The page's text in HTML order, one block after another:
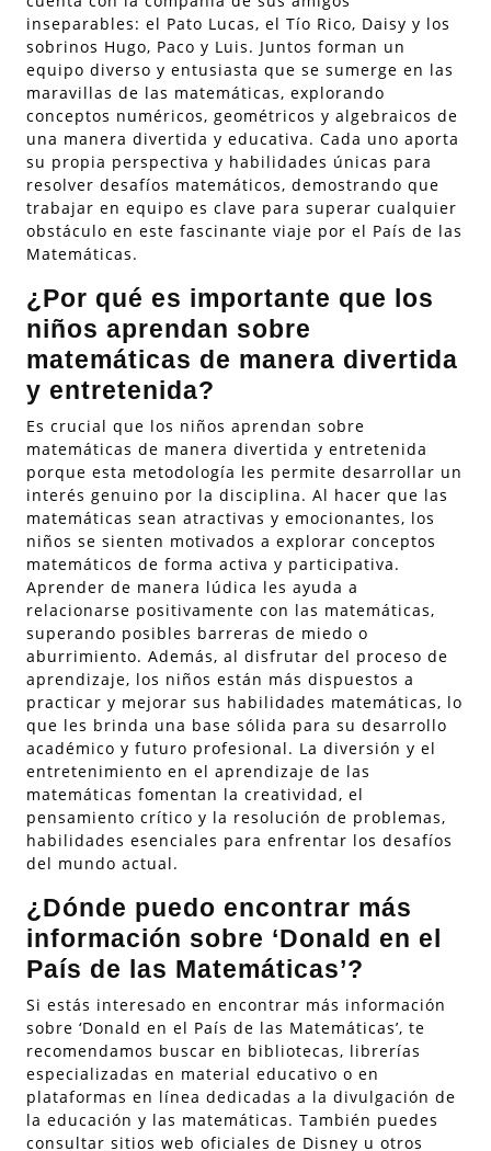
inseparables: el Pato Lucas, el Tío Rico, Daisy y los
sobrinos Hugo, Paco y Luis. Juntos forman un
equipo diverso y entusiasta que se sumerge en las
maravillas de las matemáticas, explorando
conceptos numéricos, geométricos y algebraicos de
una manera divertida y educativa. Cada uno aporta
su propia perspectiva y habilidades únicas para
resolver desafíos matemáticos, demostrando que
trabajar en equipo es clave para superar cualquier
obstáculo en este fascinante viaje por el País de las
Matemáticas.
¿Por qué es importante que los
niños aprendan sobre
matemáticas de manera divertida
y entretenida?
Es crucial que los niños aprendan sobre
matemáticas de manera divertida y entretenida
porque esta metodología les permite desarrollar un
interés genuino por la disciplina. Al hacer que las
matemáticas sean atractivas y emocionantes, los
niños se sienten motivados a explorar conceptos
matemáticos de forma activa y participativa.
Aprender de manera lúdica les ayuda a
relacionarse positivamente con las matemáticas,
superando posibles barreras de miedo o
aburrimiento. Además, al disfrutar del proceso de
aprendizaje, los niños están más dispuestos a
practicar y mejorar sus habilidades matemáticas, lo
que les brinda una base sólida para su desarrollo
académico y futuro profesional. La diversión y el
entretenimiento en el aprendizaje de las
matemáticas fomentan la creatividad, el
pensamiento crítico y la resolución de problemas,
habilidades esenciales para enfrentar los desafíos
del mundo actual.
¿Dónde puedo encontrar más
información sobre ‘Donald en el
País de las Matemáticas’?
Si estás interesado en encontrar más información
sobre ‘Donald en el País de las Matemáticas’, te
recomendamos buscar en bibliotecas, librerías
especializadas en material educativo o en
plataformas en línea dedicadas a la divulgación de
la educación y las matemáticas. También puedes
consultar sitios web oficiales de Disney u otros